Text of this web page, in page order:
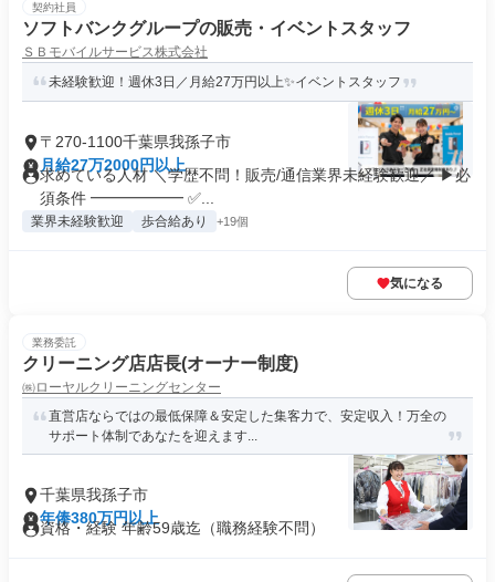
契約社員
ソフトバンクグループの販売・イベントスタッフ
ＳＢモバイルサービス株式会社
未経験歓迎！週休3日／月給27万円以上✨イベントスタッフ
〒270-1100千葉県我孫子市
月給27万2000円以上
求めている人材 ＼学歴不問！販売/通信業界未経験歓迎／ ▶必
須条件 ━━━━━━ ✅...
業界未経験歓迎 歩合給あり +19個
気になる
業務委託
クリーニング店店長(オーナー制度)
㈱ローヤルクリーニングセンター
直営店ならではの最低保障＆安定した集客力で、安定収入！万全の
サポート体制であなたを迎えます...
千葉県我孫子市
年俸380万円以上
資格・経験 年齢59歳迄（職務経験不問）